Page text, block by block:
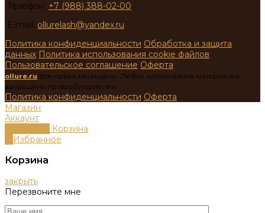
Телефон: +7 (988) 388-02-00
E-mail: ollurelash@yandex.ru
Политика конфиденциальности Обработка и защита
данных Политика использования cookie файлов
Пользовательское соглашение Оферта
ollure.ru Все права защищены. Любое копирование материалов
запрещено правообладателем.
Политика конфиденциальности Оферта
Магазин
Аккаунт
Корзина
Избранное
Корзина
закрыть
Перезвоните мне